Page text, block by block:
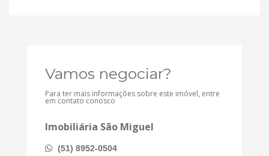
Vamos negociar?
Para ter mais informações sobre este imóvel, entre
em contato conosco
Imobiliária São Miguel
(51) 8952-0504